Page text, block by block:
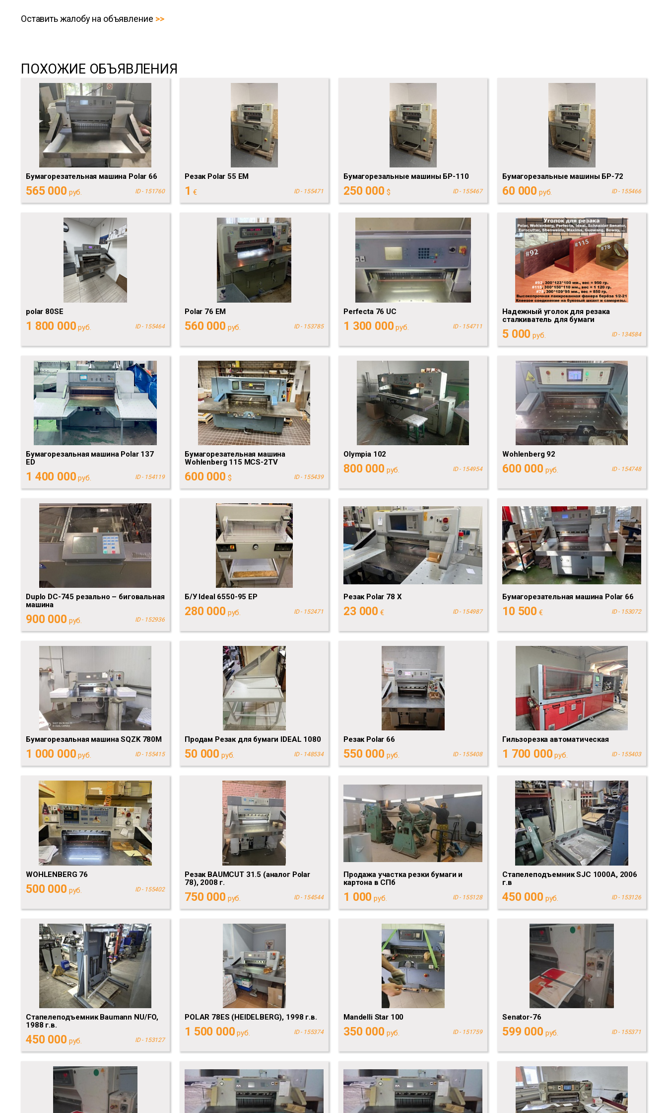
Оставить жалобу на объявление
ПОХОЖИЕ ОБЪЯВЛЕНИЯ
Бумагорезательная машина Polar 66
565 000 руб. ID - 151760
Резак Polar 55 EM
1 € ID - 155471
Бумагорезальные машины БР-110
250 000 $ ID - 155467
Бумагорезальные машины БР-72
60 000 руб. ID - 155466
polar 80SE
1 800 000 руб. ID - 155464
Polar 76 EM
560 000 руб. ID - 153785
Perfecta 76 UC
1 300 000 руб. ID - 154711
Надежный уголок для резака
сталкиватель для бумаги
5 000 руб. ID - 134584
Бумагорезальная машина Polar 137
ED
1 400 000 руб. ID - 154119
Бумагорезательная машина
Wohlenberg 115 MCS-2TV
600 000 $ ID - 155439
Olympia 102
800 000 руб. ID - 154954
Wohlenberg 92
600 000 руб. ID - 154748
Duplo DC-745 резально – биговальная
машина
900 000 руб. ID - 152936
Б/У Ideal 6550-95 EP
280 000 руб. ID - 152471
Резак Polar 78 X
23 000 € ID - 154987
Бумагорезательная машина Polar 66
10 500 € ID - 153072
Бумагорезальная машина SQZK 780M
1 000 000 руб. ID - 155415
Продам Резак для бумаги IDEAL 1080
50 000 руб. ID - 148534
Резак Polar 66
550 000 руб. ID - 155408
Гильзорезка автоматическая
1 700 000 руб. ID - 155403
WOHLENBERG 76
500 000 руб. ID - 155402
Резак BAUMCUT 31.5 (аналог Polar
78), 2008 г.
750 000 руб. ID - 154544
Продажа участка резки бумаги и
картона в СПб
1 000 руб. ID - 155128
Стапелеподъемник SJC 1000A, 2006
г.в
450 000 руб. ID - 153126
Стапелеподъемник Baumann NU/FO,
1988 г.в.
450 000 руб. ID - 153127
POLAR 78ES (HEIDELBERG), 1998 г.в.
1 500 000 руб. ID - 155374
Mandelli Star 100
350 000 руб. ID - 151759
Senator-76
599 000 руб. ID - 155371